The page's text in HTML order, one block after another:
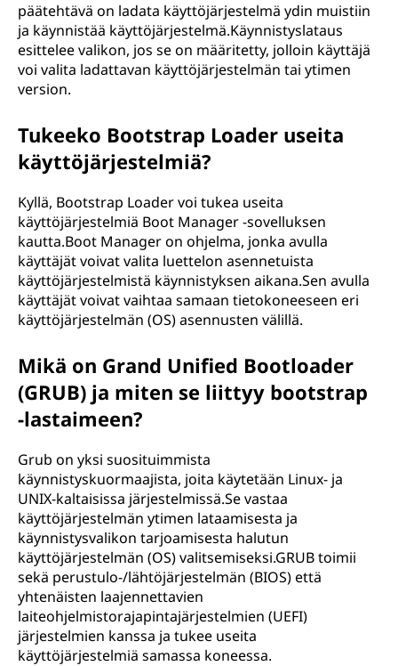
päätehtävä on ladata käyttöjärjestelmä ydin muistiin
ja käynnistää käyttöjärjestelmä.Käynnistyslataus
esittelee valikon, jos se on määritetty, jolloin käyttäjä
voi valita ladattavan käyttöjärjestelmän tai ytimen
version.
Tukeeko Bootstrap Loader useita
käyttöjärjestelmiä?
Kyllä, Bootstrap Loader voi tukea useita
käyttöjärjestelmiä Boot Manager -sovelluksen
kautta.Boot Manager on ohjelma, jonka avulla
käyttäjät voivat valita luettelon asennetuista
käyttöjärjestelmistä käynnistyksen aikana.Sen avulla
käyttäjät voivat vaihtaa samaan tietokoneeseen eri
käyttöjärjestelmän (OS) asennusten välillä.
Mikä on Grand Unified Bootloader
(GRUB) ja miten se liittyy bootstrap
-lastaimeen?
Grub on yksi suosituimmista
käynnistyskuormaajista, joita käytetään Linux- ja
UNIX-kaltaisissa järjestelmissä.Se vastaa
käyttöjärjestelmän ytimen lataamisesta ja
käynnistysvalikon tarjoamisesta halutun
käyttöjärjestelmän (OS) valitsemiseksi.GRUB toimii
sekä perustulo-/lähtöjärjestelmän (BIOS) että
yhtenäisten laajennettavien
laiteohjelmistorajapintajärjestelmien (UEFI)
järjestelmien kanssa ja tukee useita
käyttöjärjestelmiä samassa koneessa.